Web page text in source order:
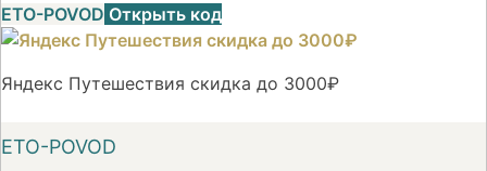
ETO-POVOD Открыть код
Яндекс Путешествия скидка до 3000₽
ETO-POVOD